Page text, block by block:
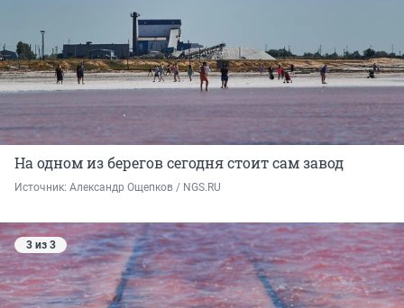
На одном из берегов сегодня стоит сам завод
Источник: Александр Ощепков / NGS.RU
3 из 3